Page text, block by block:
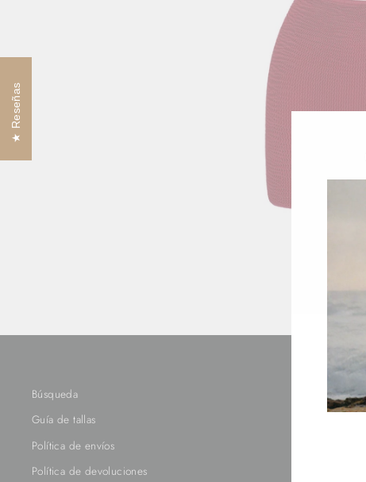
Búsqueda
Guía de tallas
Política de envíos
Política de devoluciones
Reseñas